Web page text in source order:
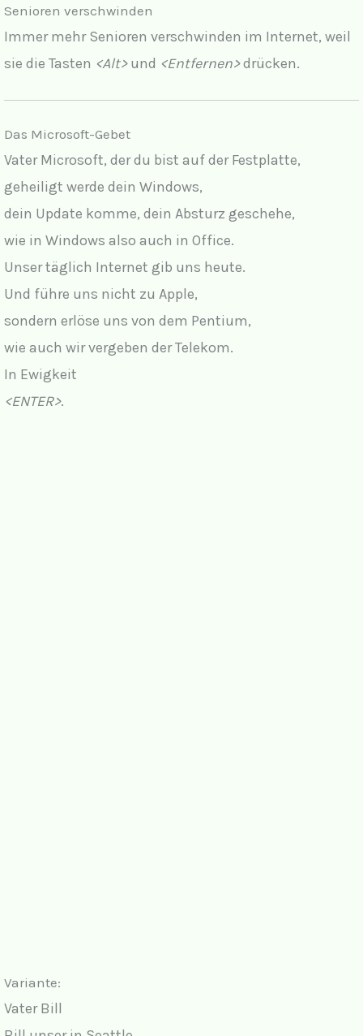
Senioren verschwinden
Immer mehr Senioren verschwinden im Internet, weil
sie die Tasten <Alt>und <Entfernen>drücken.
Das Microsoft-Gebet
Vater Microsoft, der du bist auf der Festplatte,
geheiligt werde dein Windows,
dein Update komme, dein Absturz geschehe,
wie in Windows also auch in Office.
Unser täglich Internet gib uns heute.
Und führe uns nicht zu Apple,
sondern erlöse uns von dem Pentium,
wie auch wir vergeben der Telekom.
In Ewigkeit
<ENTER>.
Variante:
Vater Bill